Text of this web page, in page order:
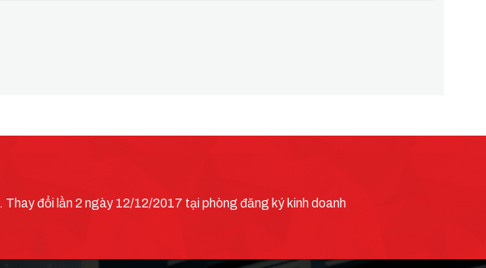
đổi lần 2 ngày 12/12/2017 tại phòng đăng ký kinh doanh